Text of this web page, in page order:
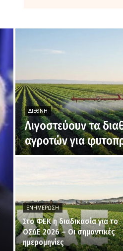
ΔΙΕΘΝΉ
Λιγοστεύουν τα
αγροτών για
ΕΝΗΜΈΡΩΣΗ
Στο ΦΕΚ η διαδικασία για το
ΟΣΔΕ 2026 – Οι σημαντικές
ημερομηνίες